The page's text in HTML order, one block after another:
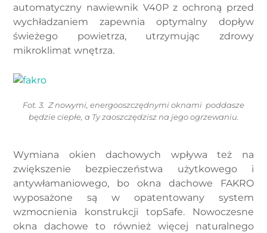
automatyczny nawiewnik V40P z ochroną przed
wychładzaniem zapewnia optymalny dopływ
świeżego powietrza, utrzymując zdrowy
mikroklimat wnętrza.
Fot. 3. Z nowymi, energooszczędnymi oknami poddasze
będzie ciepłe, a Ty zaoszczędzisz na jego ogrzewaniu.
Wymiana okien dachowych wpływa też na
zwiększenie bezpieczeństwa użytkowego i
antywłamaniowego, bo okna dachowe FAKRO
wyposażone są w opatentowany system
wzmocnienia konstrukcji topSafe. Nowoczesne
okna dachowe to również więcej naturalnego